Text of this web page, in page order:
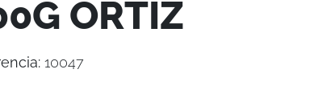
ORTIZ
10047